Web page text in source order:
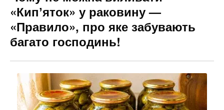
«Кипʼяток» у раковину —
«Правило», про яке забувають
багато господинь!